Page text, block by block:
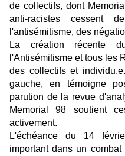
de collectifs, dont
anti-racistes cessent
l'antisémitisme, des
La création récente
l'Antisémitisme et tous les
des collectifs et
gauche, en témoigne
parution de la revue
Memorial 98 soutient
activement.
L'échéance du 14
important dans un